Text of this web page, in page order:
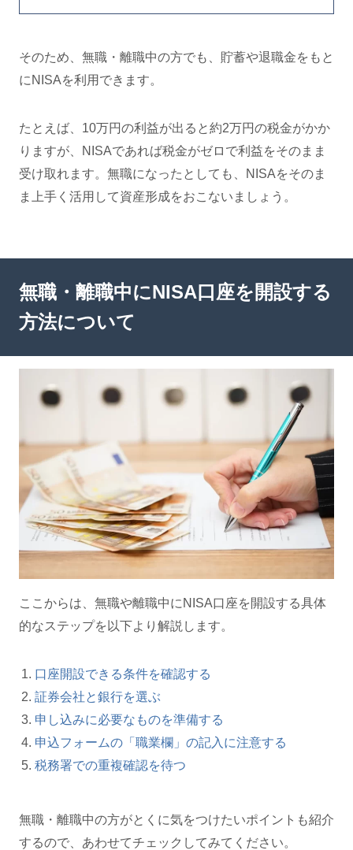
そのため、無職・離職中の方でも、貯蓄や退職金をもと
にNISAを利用できます。
たとえば、10万円の利益が出ると約2万円の税金がかか
りますが、NISAであれば税金がゼロで利益をそのまま
受け取れます。無職になったとしても、NISAをそのま
ま上手く活用して資産形成をおこないましょう。
無職・離職中にNISA口座を開設する
方法について
ここからは、無職や離職中にNISA口座を開設する具体
的なステップを以下より解説します。
口座開設できる条件を確認する
証券会社と銀行を選ぶ
申し込みに必要なものを準備する
申込フォームの「職業欄」の記入に注意する
税務署での重複確認を待つ
無職・離職中の方がとくに気をつけたいポイントも紹介
するので、あわせてチェックしてみてください。